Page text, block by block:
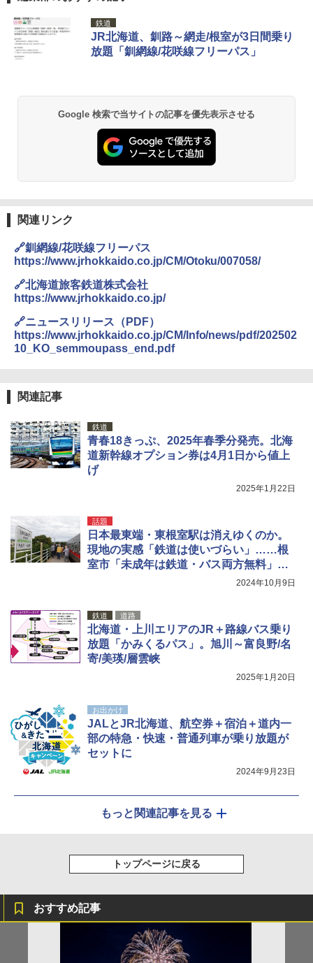
GRANDOOR ステンレス保冷剤 2個セット 2
026リニューアル 急速冷凍 空間倍増 衛生的
コンパクト 保冷力長持ち
ポインターライト 強力 小型 緑色/赤色/青紫色
USB充電式 高精度 超長距離照射 長時間使用
可能 安全ロック付き 高安全性 金属製耐久 コ
ンパクト多機能設計 持ち運び便利 アウトド
ア/オフィス/教育現場/展示会用 緑
￥1,180
防水 UVカット 4段階高さ調整 軽量 収納袋付
き
￥6,459
熊撃退スプレー 熊よけスプレー 熊スプレー
【日本企業販売】超強力クマ対策スプレー 30
0ml（連続噴射30秒）110ml（連続噴射15
秒）射程5～10m 安全ロック搭載 携帯収納袋
￥3,680
ラーランタン IP65防水 キャンプ用品 防災グ
ッズ 6種類のライトモード 防災 吊り下げ 折
節電対策 超高輝度 日本語取扱説明書付き
￥2,849
鉄道
JR北海道、釧路～網走/根室が3日間乗り
放題「釧網線/花咲線フリーパス」
Google 検索で当サイトの記事を優先表示させる
関連リンク
🔗釧網線/花咲線フリーパス
https://www.jrhokkaido.co.jp/CM/Otoku/007058/
🔗北海道旅客鉄道株式会社
https://www.jrhokkaido.co.jp/
🔗ニュースリリース（PDF）
https://www.jrhokkaido.co.jp/CM/Info/news/pdf/202502
10_KO_semmoupass_end.pdf
関連記事
鉄道
青春18きっぷ、2025年春季分発売。北海
道新幹線オプション券は4月1日から値上
げ
2025年1月22日
話題
日本最東端・東根室駅は消えゆくのか。
現地の実感「鉄道は使いづらい」……根
室市「未成年は鉄道・バス両方無料」の
2024年10月9日
鉄道 道路
北海道・上川エリアのJR＋路線バス乗り
放題「かみくるパス」。旭川～富良野/名
寄/美瑛/層雲峡
2025年1月20日
お出かけ
JALとJR北海道、航空券＋宿泊＋道内一
部の特急・快速・普通列車が乗り放題が
セットに
2024年9月23日
もっと関連記事を見る
トップページに戻る
おすすめ記事